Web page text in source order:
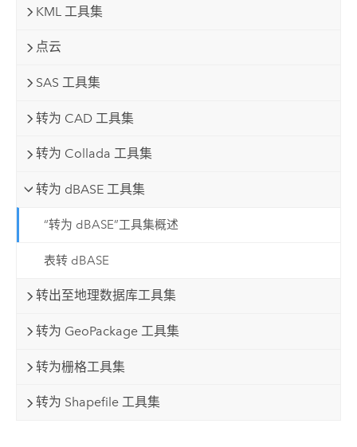
KML 工具集
点云
SAS 工具集
转为 CAD 工具集
转为 Collada 工具集
转为 dBASE 工具集
“转为 dBASE”工具集概述
表转 dBASE
转出至地理数据库工具集
转为 GeoPackage 工具集
转为栅格工具集
转为 Shapefile 工具集